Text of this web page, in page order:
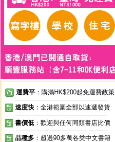
運費平 ：購滿HK$200起免運費政策
速度快 ：全港範圍全部以速遞發貨
書價低 ：歡迎與任何同類書店比價
品種多 ：超過90多萬各类中文書籍